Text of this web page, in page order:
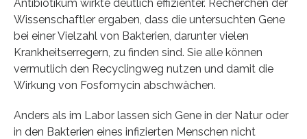
Antibiotikum wirkte deutlich effizienter. Recherchen der
Wissenschaftler ergaben, dass die untersuchten Gene
bei einer Vielzahl von Bakterien, darunter vielen
Krankheitserregern, zu finden sind. Sie alle können
vermutlich den Recyclingweg nutzen und damit die
Wirkung von Fosfomycin abschwächen.
Anders als im Labor lassen sich Gene in der Natur oder
in den Bakterien eines infizierten Menschen nicht